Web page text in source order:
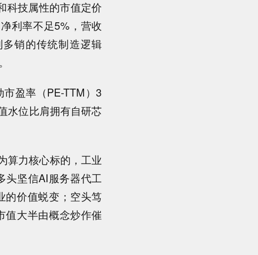
科技属性的市值定价
利率不足5%，营收
销的传统制造逻辑
盈率（PE-TTM）3
水位比肩拥有自研芯
算力核心标的，工业
头坚信AI服务器代工
的价值蜕变；空头笃
值大半由概念炒作催